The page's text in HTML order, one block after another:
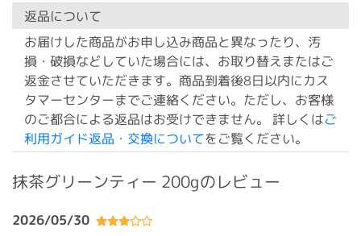
返品について
お届けした商品がお申し込み商品と異なったり、汚
損・破損などしていた場合には、お取り替えまたはご
返金させていただきます。商品到着後8日以内にカス
タマーセンターまでご連絡ください。ただし、お客様
のご都合による返品はお受けできません。 詳しくはご
利用ガイド返品・交換についてをご覧ください。
抹茶グリーンティー 200gのレビュー
2026/05/30